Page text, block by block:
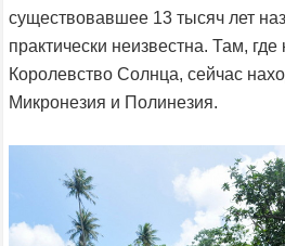
существовавшее 13 тысяч лет
практически неизвестна. Там, где
Королевство Солнца, сейчас
Микронезия и Полинезия.